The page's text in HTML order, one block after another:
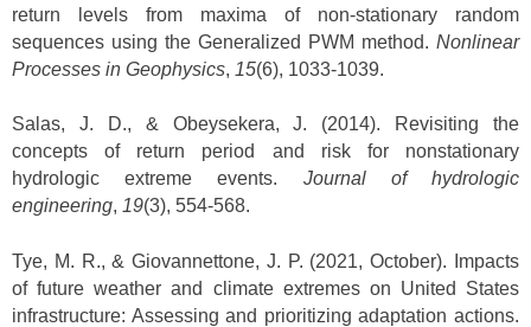
return levels from maxima of non-stationary random
sequences using the Generalized PWM method. Nonlinear
Processes in Geophysics, 15(6), 1033-1039.
Salas, J. D., & Obeysekera, J. (2014). Revisiting the
concepts of return period and risk for nonstationary
hydrologic extreme events. Journal of hydrologic
engineering, 19(3), 554-568.
Tye, M. R., & Giovannettone, J. P. (2021, October). Impacts
of future weather and climate extremes on United States
infrastructure: Assessing and prioritizing adaptation actions.